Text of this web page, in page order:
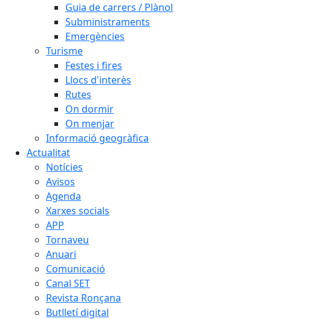
Guia de carrers / Plànol
Subministraments
Emergències
Turisme
Festes i fires
Llocs d'interès
Rutes
On dormir
On menjar
Informació geogràfica
Actualitat
Notícies
Avisos
Agenda
Xarxes socials
APP
Tornaveu
Anuari
Comunicació
Canal SET
Revista Ronçana
Butlletí digital